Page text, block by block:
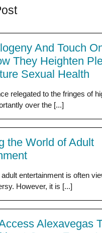
And Touch
They Heighten
Sexual Health
relegated to the fringes of
over the [...]
the World of Adult
entertainment is often
However, it is [...]
Alexavegas